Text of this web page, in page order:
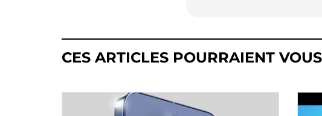
CES ARTICLES POURRAIENT